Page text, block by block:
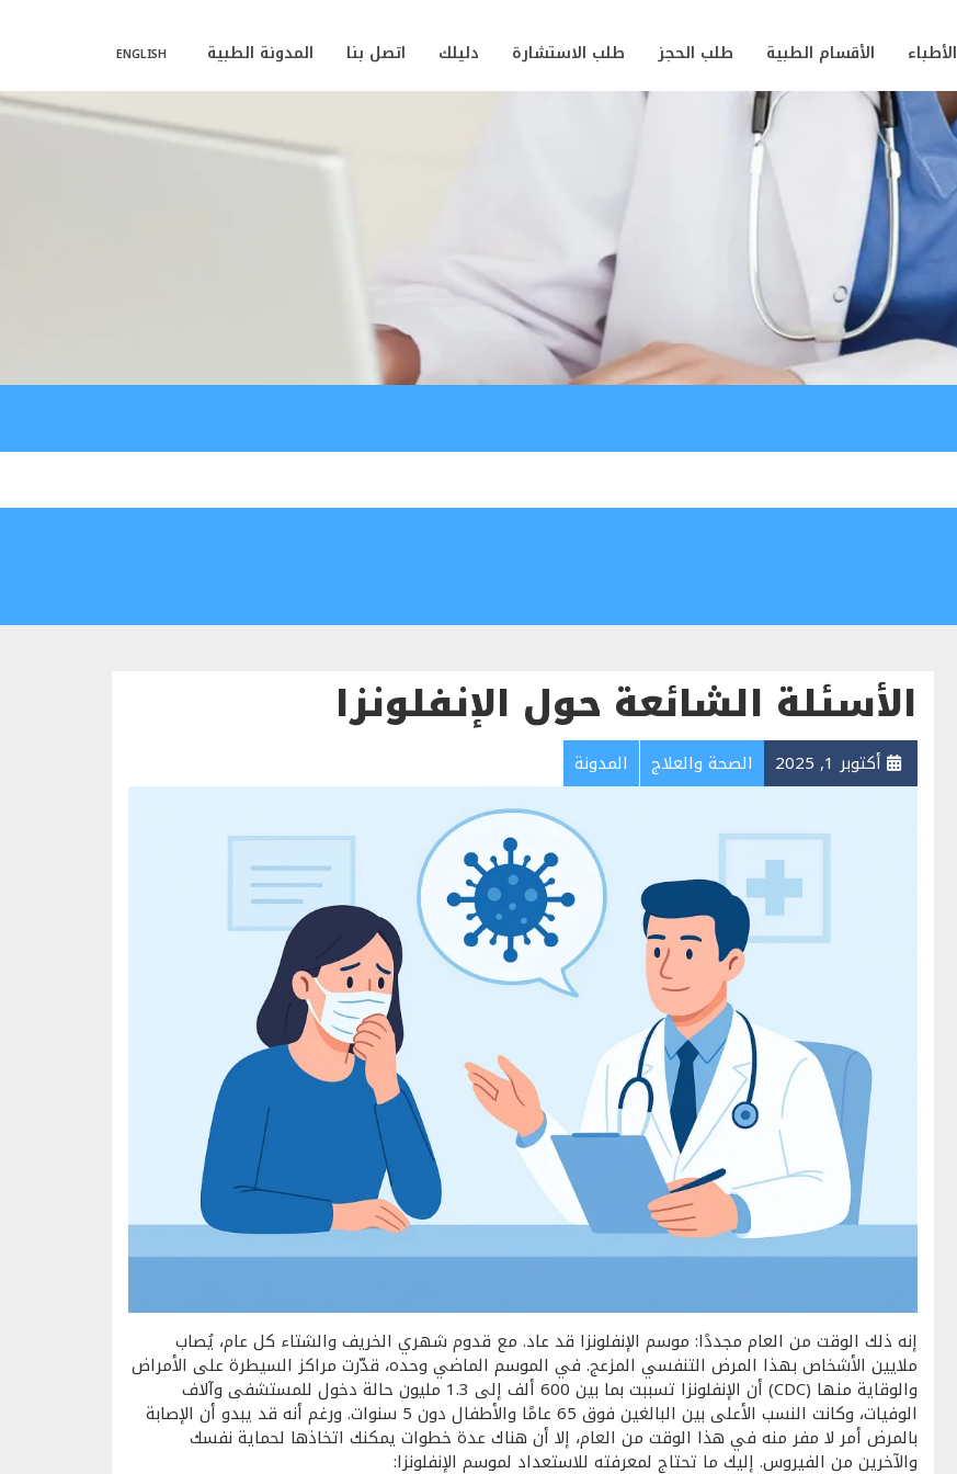
الأطباء الأقسام الطبية طلب الحجز طلب الاستشارة دليلك اتصل بنا المدونة الطبية ENGLISH
الأسئلة الشائعة حول الإنفلونزا
أكتوبر 1, 2025 الصحة والعلاج المدونة
إنه ذلك الوقت من العام مجددًا: موسم الإنفلونزا قد عاد. مع قدوم شهري الخريف والشتاء كل عام، يُصاب
ملايين الأشخاص بهذا المرض التنفسي المزعج. في الموسم الماضي وحده، قدّرت مراكز السيطرة على الأمراض
والوقاية منها (CDC) أن الإنفلونزا تسببت بما بين 600 ألف إلى 1.3 مليون حالة دخول للمستشفى وآلاف
الوفيات، وكانت النسب الأعلى بين البالغين فوق 65 عامًا والأطفال دون 5 سنوات. ورغم أنه قد يبدو أن الإصابة
بالمرض أمر لا مفر منه في هذا الوقت من العام، إلا أن هناك عدة خطوات يمكنك اتخاذها لحماية نفسك
والآخرين من الفيروس. إليك ما تحتاج لمعرفته للاستعداد لموسم الإنفلونزا: